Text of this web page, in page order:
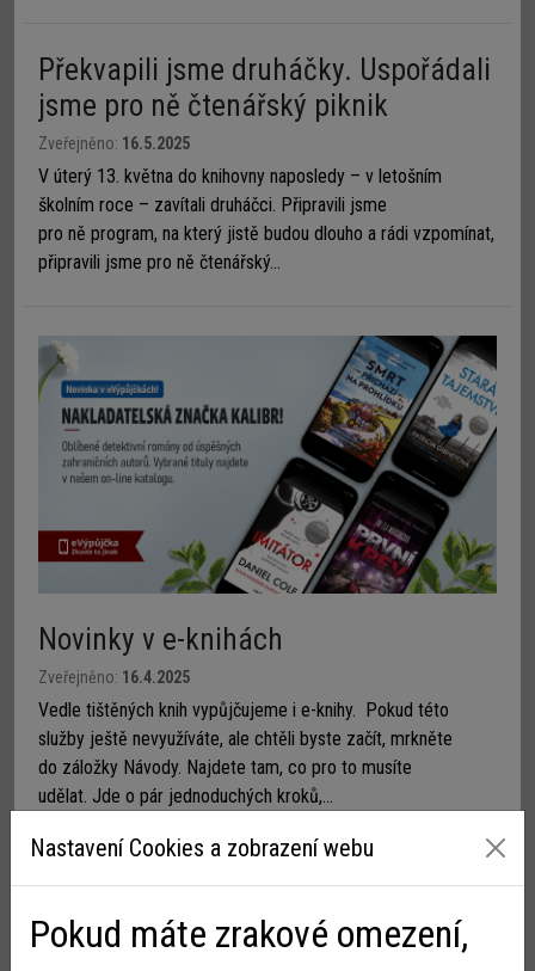
Překvapili jsme druháčky. Uspořádali
jsme pro ně čtenářský piknik
Zveřejněno: 16.5.2025
V úterý 13. května do knihovny naposledy – v letošním
školním roce – zavítali druháčci. Připravili jsme
pro ně program, na který jistě budou dlouho a rádi vzpomínat,
připravili jsme pro ně čtenářský...
Novinky v e-knihách
Zveřejněno: 16.4.2025
Vedle tištěných knih vypůjčujeme i e-knihy. Pokud této
služby ještě nevyužíváte, ale chtěli byste začít, mrkněte
do záložky Návody. Najdete tam, co pro to musíte
udělat. Jde o pár jednoduchých kroků,...
Nastavení Cookies a zobrazení webu
Pokud máte zrakové omezení,